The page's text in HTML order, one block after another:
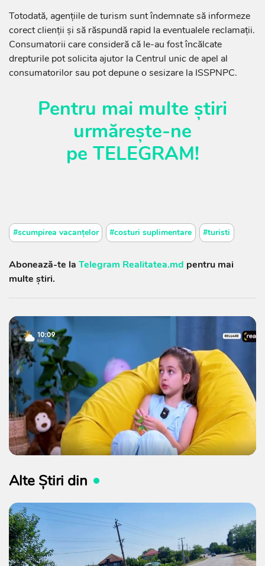
Totodată, agențiile de turism sunt îndemnate să informeze
corect clienții și să răspundă rapid la eventualele reclamații.
Consumatorii care consideră că le-au fost încălcate
drepturile pot solicita ajutor la Centrul unic de apel al
consumatorilor sau pot depune o sesizare la ISSPNPC.
Pentru mai multe știri
urmărește-ne
pe TELEGRAM!
#scumpirea vacanțelor #costuri suplimentare #turisti
Abonează-te la Telegram Realitatea.md pentru mai
multe știri.
Alte Știri din